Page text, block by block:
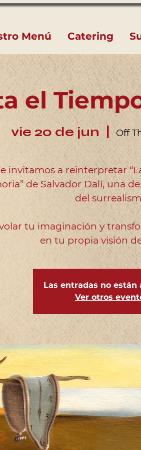
Menú Catering
el
vie 20 de jun
  |
Off
invitamos a reinterpretar
de Salvador Dalí, una
del
tu imaginación y
Las entradas no están
Ver otros